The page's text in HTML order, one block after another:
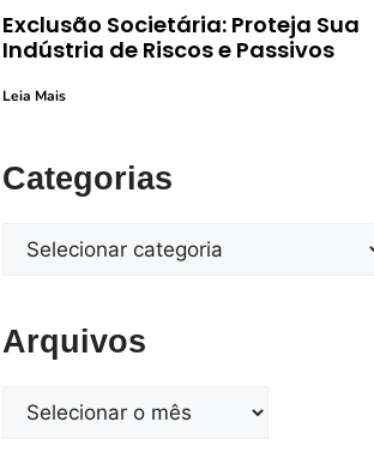
Exclusão Societária: Proteja Sua
Indústria de Riscos e Passivos
Leia Mais
Categorias
Arquivos